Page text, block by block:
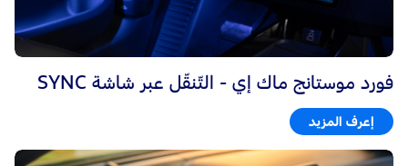
فورد موستانج ماك إي - التّنقّل عبر شاشة SYNC
إعرف المزيد